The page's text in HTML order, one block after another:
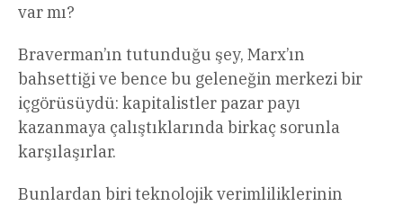
var mı?
Braverman’ın tutunduğu şey, Marx’ın
bahsettiği ve bence bu geleneğin merkezi bir
içgörüsüydü: kapitalistler pazar payı
kazanmaya çalıştıklarında birkaç sorunla
karşılaşırlar.
Bunlardan biri teknolojik verimliliklerinin